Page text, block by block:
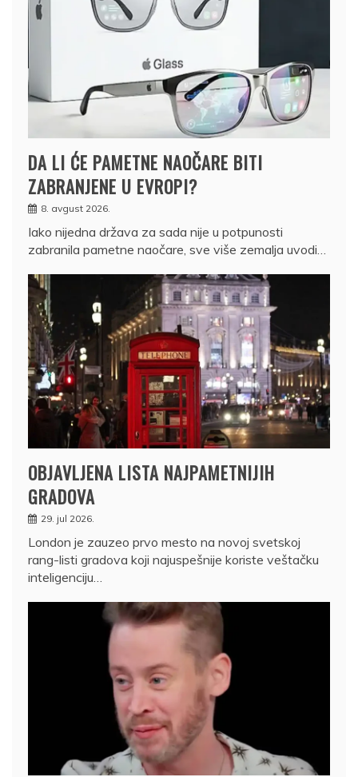
DA LI ĆE PAMETNE NAOČARE BITI
ZABRANJENE U EVROPI?
8. avgust 2026.
Iako nijedna država za sada nije u potpunosti
zabranila pametne naočare, sve više zemalja uvodi…
OBJAVLJENA LISTA NAJPAMETNIJIH
GRADOVA
29. jul 2026.
London je zauzeo prvo mesto na novoj svetskoj
rang-listi gradova koji najuspešnije koriste veštačku
inteligenciju…